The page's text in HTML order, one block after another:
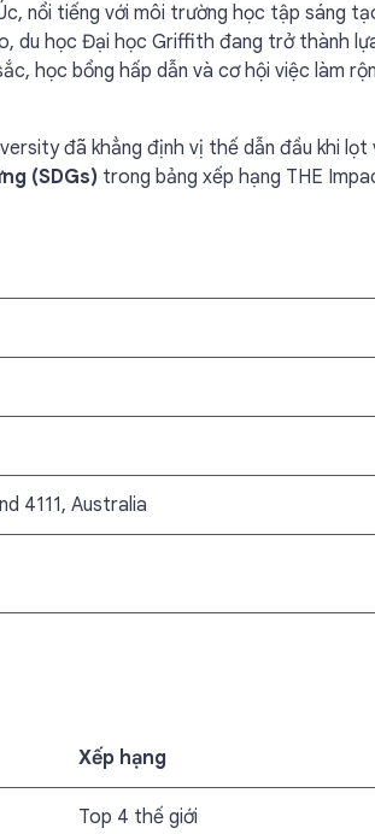
nổi tiếng với môi trường học tập sáng
du học Đại học Griffith đang trở thành
học bổng hấp dẫn và cơ hội việc làm
đã khẳng định vị thế dẫn đầu khi lọt
(SDGs) trong bảng xếp hạng THE
4111, Australia
Xếp hạng
Top 4 thế giới